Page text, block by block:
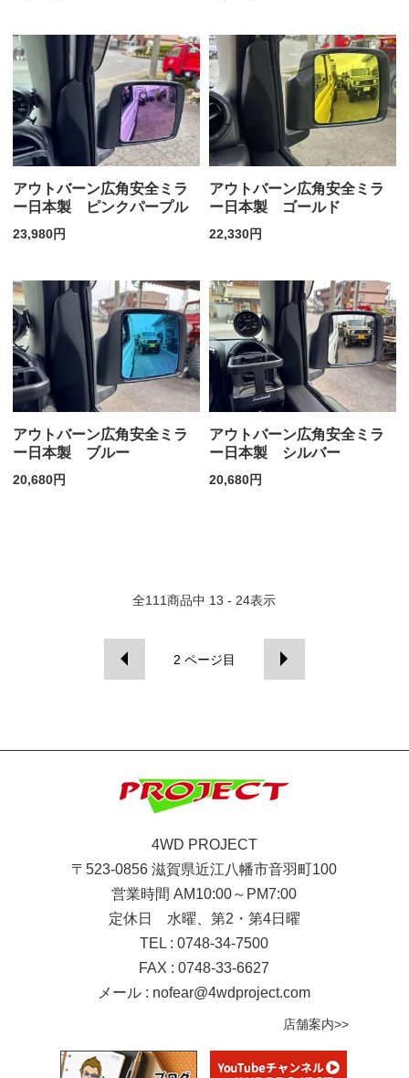
アウトバーン広角安全ミラ
ー日本製 ピンクパープル
23,980円
アウトバーン広角安全ミラ
ー日本製 ゴールド
22,330円
アウトバーン広角安全ミラ
ー日本製 ブルー
20,680円
アウトバーン広角安全ミラ
ー日本製 シルバー
20,680円
全111商品中 13 - 24表示
2 ページ目
4WD PROJECT
〒523-0856 滋賀県近江八幡市音羽町100
営業時間 AM10:00～PM7:00
定休日 水曜、第2・第4日曜
TEL : 0748-34-7500
FAX : 0748-33-6627
メール : nofear@4wdproject.com
店舗案内>>